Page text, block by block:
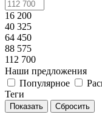
16 200
40 325
64 450
88 575
112 700
Наши предложения
Популярное
Теги
Сбросить